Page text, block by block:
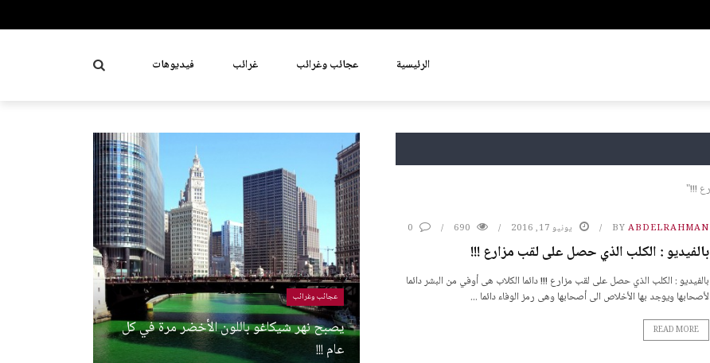
الرئيسية عجائب وغرائب غرائب فيديوهات
BYABDELRAHMAN يونيو 17, 2016 690
0
بالفيديو : الكلب الذي حصل على لقب مزارع !!!
بالفيديو : الكلب الذي حصل على لقب مزارع !!! دائما الكلاب هى أوفي من البشر دائما
لأصحابها ويوجد بها الأخلاص الى أصحابها وهى رمز الوفاء دائما ...
READ MORE
عجائب وغرائب
يصبح نهر شيكاغو باللون الأخضر مرة في كل
عام !!!